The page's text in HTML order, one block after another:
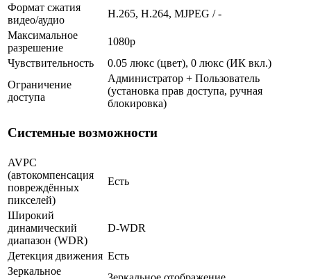
Формат сжатия
видео/аудио
H.265, H.264, MJPEG / -
Максимальное
разрешение
1080p
Чувствительность
0.05 люкс (цвет), 0 люкс (ИК вкл.)
Ограничение
доступа
Администратор + Пользователь
(установка прав доступа, ручная
блокировка)
Системные возможности
AVPC
(автокомпенсация
повреждённых
пикселей)
Есть
Широкий
динамический
диапазон (WDR)
D-WDR
Детекция движения Есть
Зеркальное